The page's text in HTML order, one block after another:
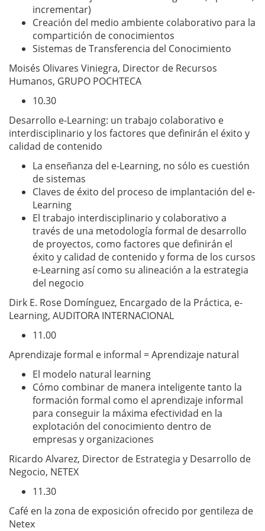
incrementar)
Creación del medio ambiente colaborativo para la
compartición de conocimientos
Sistemas de Transferencia del Conocimiento
Moisés Olivares Viniegra, Director de Recursos
Humanos, GRUPO POCHTECA
10.30
Desarrollo e-Learning: un trabajo colaborativo e
interdisciplinario y los factores que definirán el éxito y
calidad de contenido
La enseñanza del e-Learning, no sólo es cuestión
de sistemas
Claves de éxito del proceso de implantación del e-
Learning
El trabajo interdisciplinario y colaborativo a
través de una metodología formal de desarrollo
de proyectos, como factores que definirán el
éxito y calidad de contenido y forma de los cursos
e-Learning así como su alineación a la estrategia
del negocio
Dirk E. Rose Domínguez, Encargado de la Práctica, e-
Learning, AUDITORA INTERNACIONAL
11.00
Aprendizaje formal e informal = Aprendizaje natural
El modelo natural learning
Cómo combinar de manera inteligente tanto la
formación formal como el aprendizaje informal
para conseguir la máxima efectividad en la
explotación del conocimiento dentro de
empresas y organizaciones
Ricardo Alvarez, Director de Estrategia y Desarrollo de
Negocio, NETEX
11.30
Café en la zona de exposición ofrecido por gentileza de
Netex